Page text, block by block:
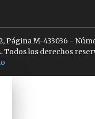
Página M-433036 -
Todos los derechos